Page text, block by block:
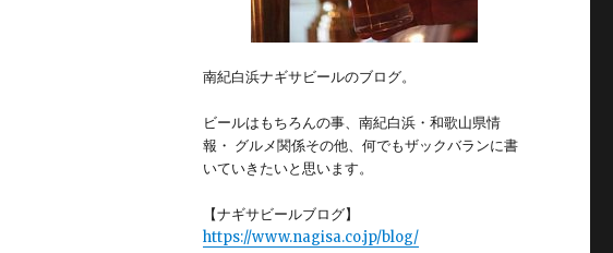
南紀白浜ナギサビールのブログ。
ビールはもちろんの事、南紀白浜・和歌山県情
報・ グルメ関係その他、何でもザックバランに書
いていきたいと思います。
【ナギサビールブログ】
https://www.nagisa.co.jp/blog/